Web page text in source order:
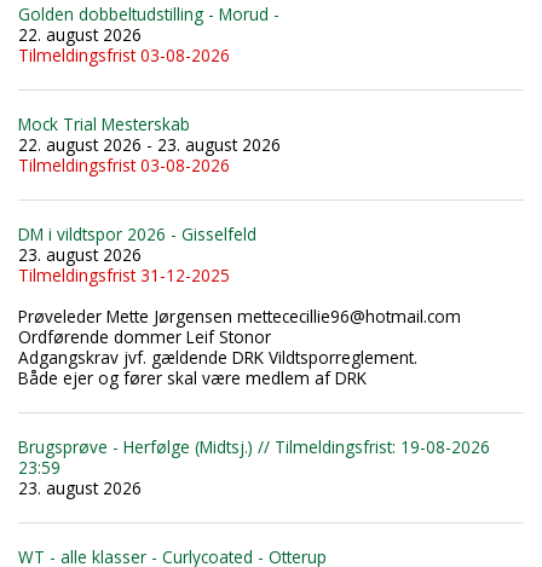
Golden dobbeltudstilling - Morud -
22. august 2026
Tilmeldingsfrist 03-08-2026
Mock Trial Mesterskab
22. august 2026 - 23. august 2026
Tilmeldingsfrist 03-08-2026
DM i vildtspor 2026 - Gisselfeld
23. august 2026
Tilmeldingsfrist 31-12-2025
Prøveleder Mette Jørgensen mettececillie96@hotmail.com
Ordførende dommer Leif Stonor
Adgangskrav jvf. gældende DRK Vildtsporreglement.
Både ejer og fører skal være medlem af DRK
Brugsprøve - Herfølge (Midtsj.) // Tilmeldingsfrist: 19-08-2026
23:59
23. august 2026
WT - alle klasser - Curlycoated - Otterup